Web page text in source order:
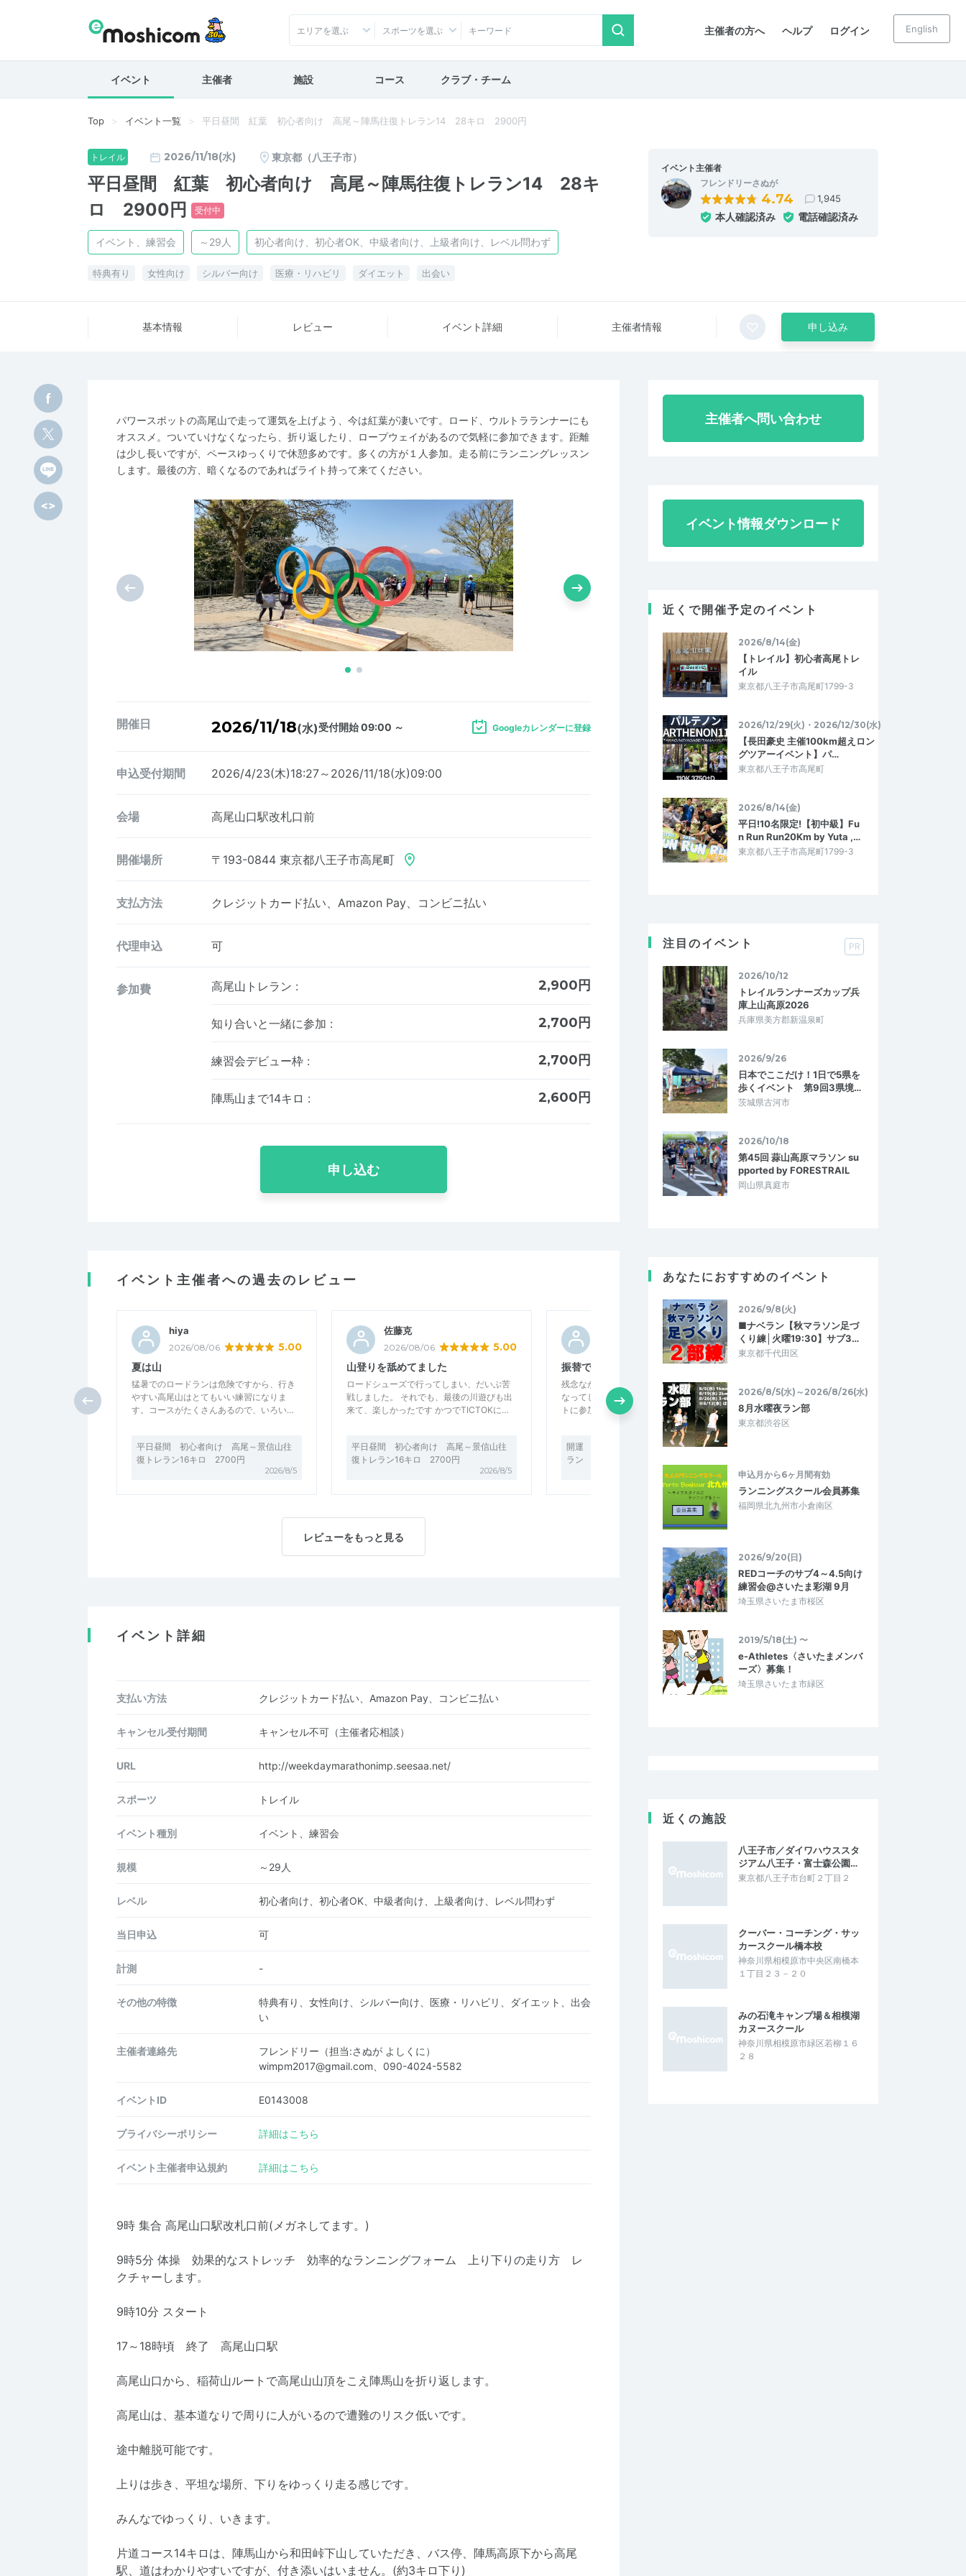
主催者の方へ ヘルプ ログイン
エリアを選ぶ スポーツを選ぶ English
イベント 主催者 施設 コース クラブ・チーム
Top イベント一覧 平日昼間 紅葉 初心者向け 高尾～陣馬往復トレラン14 28キロ 2900円
トレイル 2026/11/18(水) 東京都（八王子市）
平日昼間 紅葉 初心者向け 高尾～陣馬往復トレラン14 28キ
ロ 2900円
受付中
イベント、練習会 ～29人 初心者向け、初心者OK、中級者向け、上級者向け、レベル問わず
特典有り 女性向け シルバー向け 医療・リハビリ ダイエット 出会い
イベント主催者
フレンドリーさぬが
4.74 1,945
本人確認済み 電話確認済み
基本情報 レビュー イベント詳細 主催者情報 申し込み
パワースポットの高尾山で走って運気を上げよう、今は紅葉が凄いです。ロード、ウルトラランナーにも
オススメ。ついていけなくなったら、折り返したり、ロープウェイがあるので気軽に参加できます。距離
は少し長いですが、ペースゆっくりで休憩多めです。多くの方が１人参加。走る前にランニングレッスン
します。最後の方、暗くなるのであればライト持って来てください。
開催日 2026/11/18(水)受付開始 09:00 ～ Googleカレンダーに登録
申込受付期間 2026/4/23(木)18:27～2026/11/18(水)09:00
会場 高尾山口駅改札口前
開催場所 〒193-0844 東京都八王子市高尾町
支払方法 クレジットカード払い、Amazon Pay、コンビニ払い
代理申込 可
参加費 高尾山トレラン : 2,900円
知り合いと一緒に参加 : 2,700円
練習会デビュー枠 : 2,700円
陣馬山まで14キロ : 2,600円
申し込む
イベント主催者への過去のレビュー
hiya
2026/08/06 5.00
夏は山
猛暑でのロードランは危険ですから、行き
やすい高尾山はとてもいい練習になりま
す。コースがたくさんあるので、いろい…
平日昼間 初心者向け 高尾～景信山往
復トレラン16キロ 2700円
2026/8/5
佐藤克
2026/08/06 5.00
山登りを舐めてました
ロードシューズで行ってしまい、だいぶ苦
戦しました。 それでも、最後の川遊びも出
来て、楽しかったです かつでTICTOKに…
平日昼間 初心者向け 高尾～景信山往
復トレラン16キロ 2700円
2026/8/5
5.00
振替で他のイベントに参加
残念ながら当日は積雪でイベントが中止に
なってしまいましたが、振替で他のイベン
トに参加させていただきました。 柔軟に…
開運 初心者向け マラソンコース体験
ラン インさいたま 約15 32 42…
JUJU
オーバーナイト夜景ランに参加してきまし
た。 前半の途中で橋から花火が観れたり観
覧車のイルミネーションも綺麗で楽しめ…
レビューをもっと見る
イベント詳細
支払い方法 クレジットカード払い、Amazon Pay、コンビニ払い
キャンセル受付期間 キャンセル不可（主催者応相談）
URL http://weekdaymarathonimp.seesaa.net/
スポーツ トレイル
イベント種別 イベント、練習会
規模 ～29人
レベル 初心者向け、初心者OK、中級者向け、上級者向け、レベル問わず
当日申込 可
計測 -
その他の特徴
特典有り、女性向け、シルバー向け、医療・リハビリ、ダイエット、出会
い
主催者連絡先
フレンドリー（担当:さぬが よしくに）
wimpm2017@gmail.com、090-4024-5582
イベントID E0143008
プライバシーポリシー 詳細はこちら
イベント主催者申込規約 詳細はこちら
9時 集合 高尾山口駅改札口前(メガネしてます。)
9時5分 体操 効果的なストレッチ 効率的なランニングフォーム 上り下りの走り方 レ
クチャーします。
9時10分 スタート
17～18時頃 終了 高尾山口駅
高尾山口から、稲荷山ルートで高尾山山頂をこえ陣馬山を折り返します。
高尾山は、基本道なりで周りに人がいるので遭難のリスク低いです。
途中離脱可能です。
上りは歩き、平坦な場所、下りをゆっくり走る感じです。
みんなでゆっくり、いきます。
片道コース14キロは、陣馬山から和田峠下山していただき、バス停、陣馬高原下から高尾
駅、道はわかりやすいですが、付き添いはいません。(約3キロ下り)
主催者へ問い合わせ
イベント情報ダウンロード
近くで開催予定のイベント
2026/8/14(金)
【トレイル】初心者高尾トレ
イル
東京都八王子市高尾町1799-3
2026/12/29(火)・2026/12/30(水)
【長田豪史 主催100km超えロン
グツアーイベント】パ…
東京都八王子市高尾町
2026/8/14(金)
平日!10名限定!【初中級】Fu
n Run Run20Km by Yuta ,…
東京都八王子市高尾町1799-3
注目のイベント PR
2026/10/12
トレイルランナーズカップ兵
庫上山高原2026
兵庫県美方郡新温泉町
2026/9/26
日本でここだけ！1日で5県を
歩くイベント 第9回3県境…
茨城県古河市
2026/10/18
第45回 蒜山高原マラソン su
pported by FORESTRAIL
岡山県真庭市
あなたにおすすめのイベント
2026/9/8(火)
■ナベラン【秋マラソン足づ
くり練│火曜19:30】サブ3…
東京都千代田区
2026/8/5(水)～2026/8/26(水)
8月水曜夜ラン部
東京都渋谷区
申込月から6ヶ月間有効
ランニングスクール会員募集
福岡県北九州市小倉南区
2026/9/20(日)
REDコーチのサブ4～4.5向け
練習会@さいたま彩湖 9月
埼玉県さいたま市桜区
2019/5/18(土) 〜
e-Athletes〈さいたまメンバ
ーズ〉募集！
埼玉県さいたま市緑区
近くの施設
八王子市／ダイワハウススタ
ジアム八王子・富士森公園…
東京都八王子市台町２丁目２
クーバー・コーチング・サッ
カースクール橋本校
神奈川県相模原市中央区南橋本
１丁目２３－２０
みの石滝キャンプ場＆相模湖
カヌースクール
神奈川県相模原市緑区若柳１６
２８